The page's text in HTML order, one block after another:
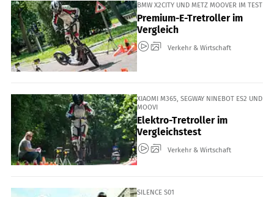
BMW X2CITY UND METZ MOOVER IM TEST
Premium-E-Tretroller im
Vergleich
Verkehr & Wirtschaft
XIAOMI M365, SEGWAY NINEBOT ES2 UND
MOOVI
Elektro-Tretroller im
Vergleichstest
Verkehr & Wirtschaft
SILENCE S01